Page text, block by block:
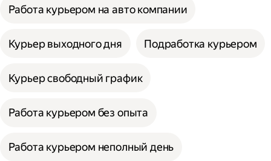
Работа курьером на авто компании
Курьер выходного дня Подработка курьером
Курьер свободный график
Работа курьером без опыта
Работа курьером неполный день